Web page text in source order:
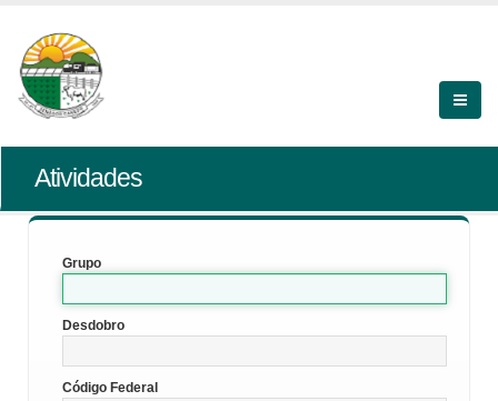
Atividades
Grupo
Desdobro
Código Federal